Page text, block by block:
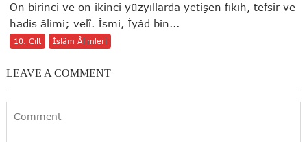
On birinci ve on ikinci yüzyıllarda yetişen fıkıh, tefsir ve
hadis âlimi; velî. İsmi, İyâd bin...
10. Cilt İslâm Âlimleri
LEAVE A COMMENT